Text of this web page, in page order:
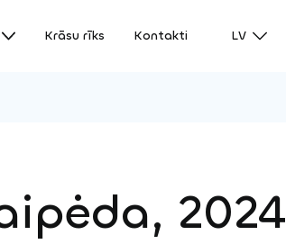
Krāsu rīks Kontakti LV
2024